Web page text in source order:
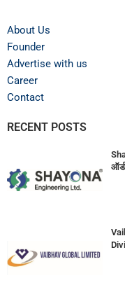
About Us
Founder
Advertise with us
Career
Contact
RECENT POSTS